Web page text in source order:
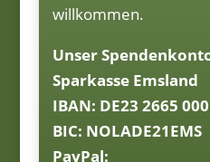
willkommen.
Unser
Sparkasse Emsland
IBAN: DE23 2665
BIC: NOLADE21EMS
PayPal: